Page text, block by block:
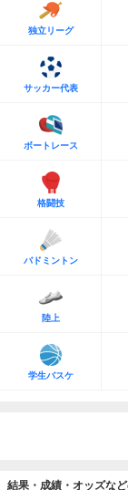
独立リーグ
サッカー代表
ボートレース
格闘技
バドミントン
陸上
学生バスケ
結果・成績・オッズな